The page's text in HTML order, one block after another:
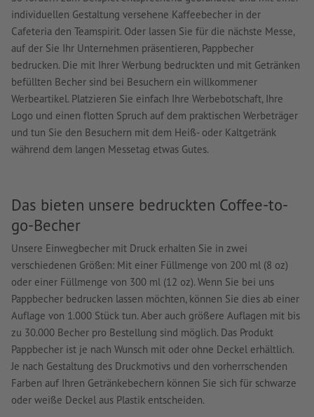
individuellen Gestaltung versehene Kaffeebecher in der
Cafeteria den Teamspirit. Oder lassen Sie für die nächste Messe,
auf der Sie Ihr Unternehmen präsentieren, Pappbecher
bedrucken. Die mit Ihrer Werbung bedruckten und mit Getränken
befüllten Becher sind bei Besuchern ein willkommener
Werbeartikel. Platzieren Sie einfach Ihre Werbebotschaft, Ihre
Logo und einen flotten Spruch auf dem praktischen Werbeträger
und tun Sie den Besuchern mit dem Heiß- oder Kaltgetränk
während dem langen Messetag etwas Gutes.
Das bieten unsere bedruckten Coffee-to-
go-Becher
Unsere Einwegbecher mit Druck erhalten Sie in zwei
verschiedenen Größen: Mit einer Füllmenge von 200 ml (8 oz)
oder einer Füllmenge von 300 ml (12 oz). Wenn Sie bei uns
Pappbecher bedrucken lassen möchten, können Sie dies ab einer
Auflage von 1.000 Stück tun. Aber auch größere Auflagen mit bis
zu 30.000 Becher pro Bestellung sind möglich. Das Produkt
Pappbecher ist je nach Wunsch mit oder ohne Deckel erhältlich.
Je nach Gestaltung des Druckmotivs und den vorherrschenden
Farben auf Ihren Getränkebechern können Sie sich für schwarze
oder weiße Deckel aus Plastik entscheiden.